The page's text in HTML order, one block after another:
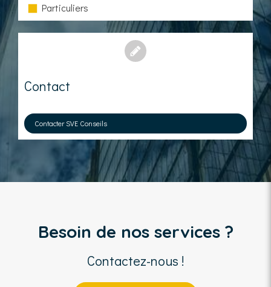
Particuliers
Contact
Contacter SVE Conseils
Besoin de nos services ?
Contactez-nous !